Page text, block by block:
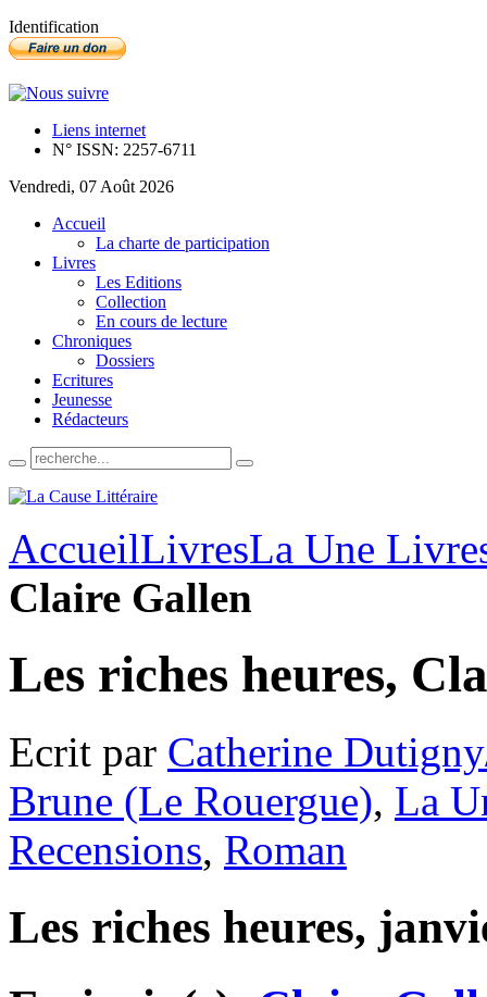
Identification
Liens internet
N° ISSN: 2257-6711
Vendredi, 07 Août 2026
Accueil
La charte de participation
Livres
Les Editions
Collection
En cours de lecture
Chroniques
Dossiers
Ecritures
Jeunesse
Rédacteurs
AccueilLivresLa Une
Claire Gallen
Les riches heures,
Ecrit par Catherine
Brune (Le Rouergue), La
Recensions, Roman
Les riches heures,